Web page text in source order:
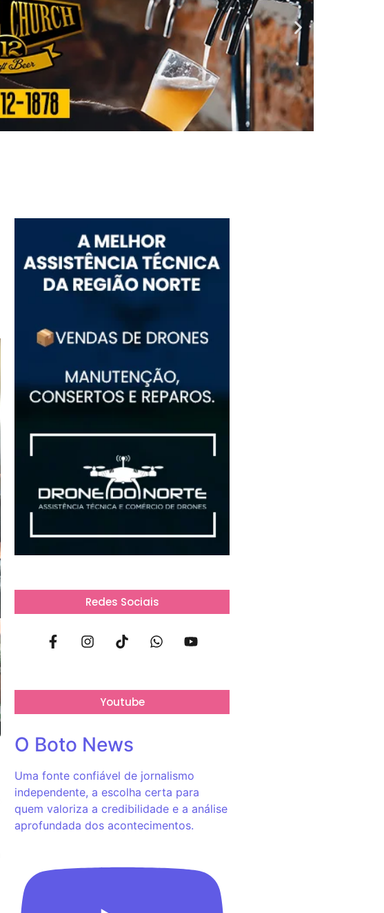
Redes Sociais
Youtube
O Boto News
Uma fonte confiável de jornalismo
independente, a escolha certa para
quem valoriza a credibilidade e a análise
aprofundada dos acontecimentos.